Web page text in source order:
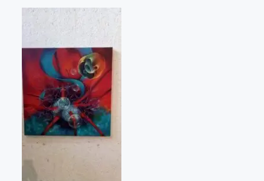
Visitas a los ateliers o talleres de artistas
Qué dicen de nosotros?
Aviso legal
Política de cookies
Expositions
Bruit de gommettes Paris 2025